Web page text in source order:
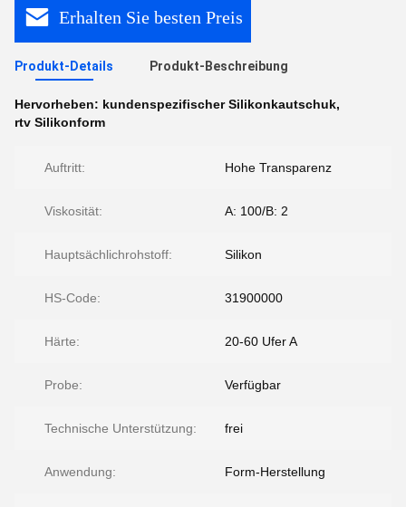
Erhalten Sie besten Preis
Produkt-Details Produkt-Beschreibung
Hervorheben: kundenspezifischer Silikonkautschuk,
rtv Silikonform
Auftritt: Hohe Transparenz
Viskosität: A: 100/B: 2
Hauptsächlichrohstoff: Silikon
HS-Code: 31900000
Härte: 20-60 Ufer A
Probe: Verfügbar
Technische Unterstützung: frei
Anwendung: Form-Herstellung